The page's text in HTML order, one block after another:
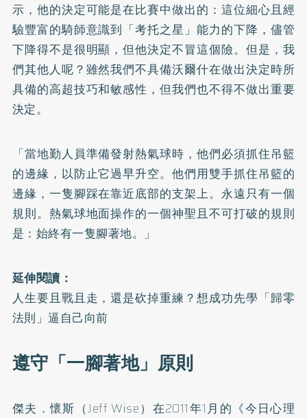
示，他的決定可能是在比賽中做出的：這位細心且經
驗豐富的騎師意識到「考托之星」能力的下降，儘管
下降得不是很明顯，但他決定不冒這個險。但是，我
們其他人呢？雖然我們不具備沃爾什在做出決定時所
具備的高超技巧和敏感性，但我們也不得不做出重要
決定。
「當地勤人員準備發射熱氣球時，他們必須抓住吊籃
的邊緣，以防止它過早升空。他們用雙手抓住吊籃的
邊緣，一隻腳踩在靠近底部的支架上。永遠只有一個
規則。熱氣球地面操作的一個神聖且不可打破的規則
是：始終有一隻腳著地。」
延伸閱讀：
人生要且戰且走，還是砍掉重練？想成功先學「歸零
法則」逼自己向前
遵守「一腳著地」原則
傑夫．懷斯（Jeff Wise）在2011年1月的《今日心理